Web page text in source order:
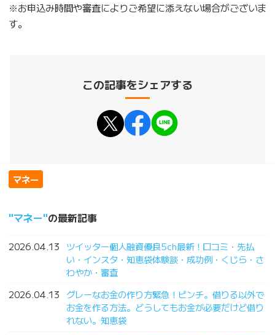
※お申込み時間や審査によりご希望に添えない場合がございま
す。
この記事をシェアする
マネー
マネー の最新記事
2026.04.13
ツイッター個人融資優良5ch最新！口コミ・先払
い・インスタ・知恵袋体験談・成功例・くじら・さ
わやか・審査
2026.04.13
グレーなお金の作り方緊急！ピンチ。借りる以外で
お金を作る方法。どうしてもお金が必要だけど借り
れない。知恵袋